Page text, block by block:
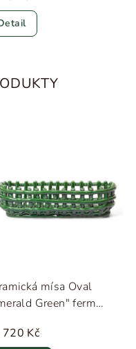
mísa Oval
Green" ferm
720 Kč